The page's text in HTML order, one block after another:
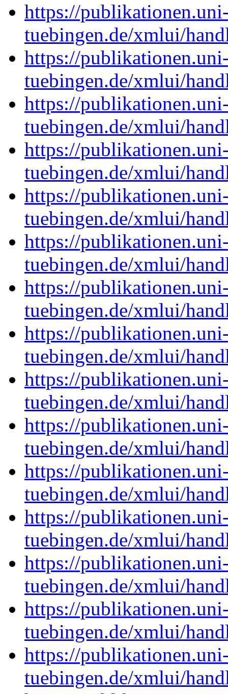
https://
tuebingen.de/xmlui/
https://
tuebingen.de/xmlui/
https://
tuebingen.de/xmlui/
https://
tuebingen.de/xmlui/
https://
tuebingen.de/xmlui/
https://
tuebingen.de/xmlui/
https://
tuebingen.de/xmlui/
https://
tuebingen.de/xmlui/
https://
tuebingen.de/xmlui/
https://
tuebingen.de/xmlui/
https://
tuebingen.de/xmlui/
https://
tuebingen.de/xmlui/
https://
tuebingen.de/xmlui/
https://
tuebingen.de/xmlui/
https://
tuebingen.de/xmlui/